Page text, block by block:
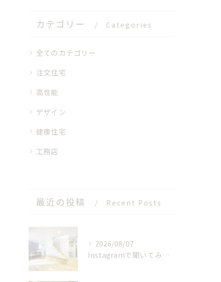
カテゴリー Categories
全てのカテゴリー
注文住宅
高性能
デザイン
健康住宅
工務店
最近の投稿 Recent Posts
2026/08/07
Instagramで聞いてみました！みんなの夏のお家事情